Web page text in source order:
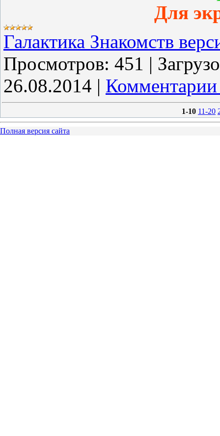
Для
Галактика Знакомств
Просмотров: 451 |
26.08.2014 |
1-10 11-20
Полная версия сайта